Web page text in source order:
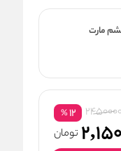
مارت
12
%
تومان